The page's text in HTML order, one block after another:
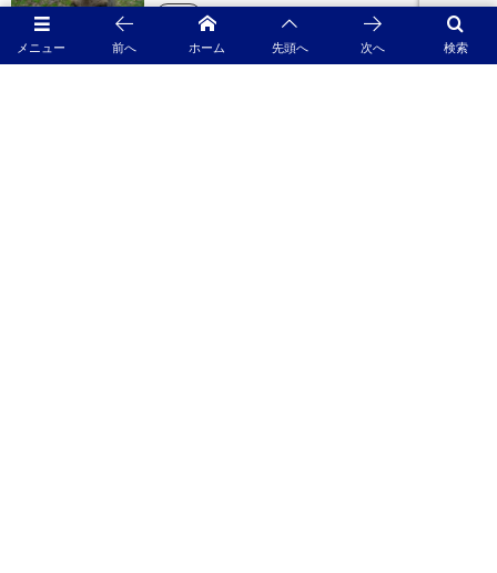
pick up イソ
メニュー 検索
前へ ホーム 先頭へ 次へ